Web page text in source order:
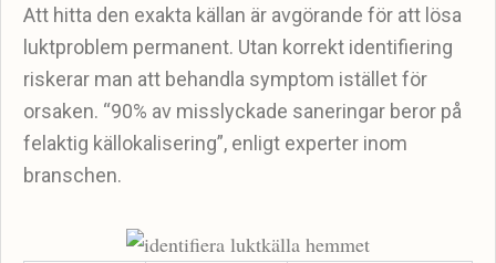
Att hitta den exakta källan är avgörande för att lösa
luktproblem permanent. Utan korrekt identifiering
riskerar man att behandla symptom istället för
orsaken. “90% av misslyckade saneringar beror på
felaktig källokalisering”, enligt experter inom
branschen.